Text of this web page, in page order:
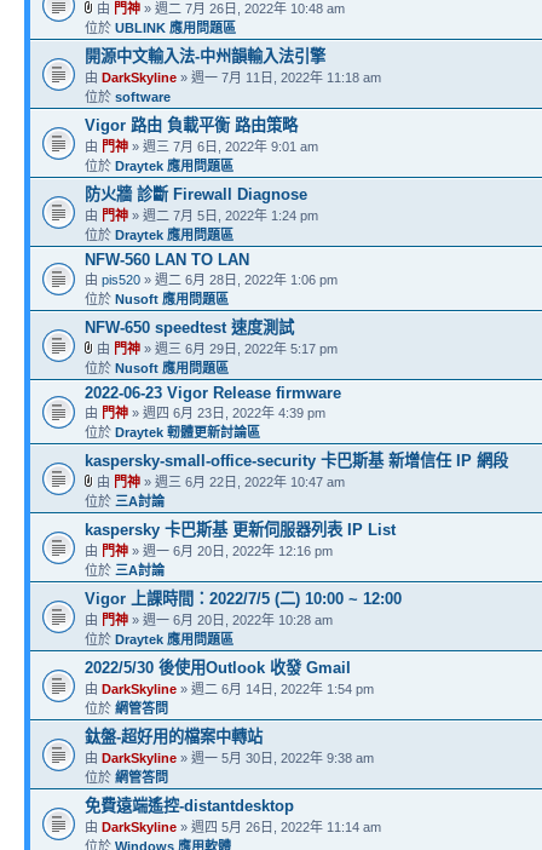
由 門神 » 週二 7月 26日, 2022年 10:48 am
位於 UBLINK 應用問題區
開源中文輸入法-中州韻輸入法引擎
由 DarkSkyline » 週一 7月 11日, 2022年 11:18 am
位於 software
Vigor 路由 負載平衡 路由策略
由 門神 » 週三 7月 6日, 2022年 9:01 am
位於 Draytek 應用問題區
防火牆 診斷 Firewall Diagnose
由 門神 » 週二 7月 5日, 2022年 1:24 pm
位於 Draytek 應用問題區
NFW-560 LAN TO LAN
由 pis520 » 週二 6月 28日, 2022年 1:06 pm
位於 Nusoft 應用問題區
NFW-650 speedtest 速度測試
由 門神 » 週三 6月 29日, 2022年 5:17 pm
位於 Nusoft 應用問題區
2022-06-23 Vigor Release firmware
由 門神 » 週四 6月 23日, 2022年 4:39 pm
位於 Draytek 軔體更新討論區
kaspersky-small-office-security 卡巴斯基 新增信任 IP 網段
由 門神 » 週三 6月 22日, 2022年 10:47 am
位於 三A討論
kaspersky 卡巴斯基 更新伺服器列表 IP List
由 門神 » 週一 6月 20日, 2022年 12:16 pm
位於 三A討論
Vigor 上課時間：2022/7/5 (二) 10:00 ~ 12:00
由 門神 » 週一 6月 20日, 2022年 10:28 am
位於 Draytek 應用問題區
2022/5/30 後使用Outlook 收發 Gmail
由 DarkSkyline » 週二 6月 14日, 2022年 1:54 pm
位於 網管答問
鈦盤-超好用的檔案中轉站
由 DarkSkyline » 週一 5月 30日, 2022年 9:38 am
位於 網管答問
免費遠端遙控-distantdesktop
由 DarkSkyline » 週四 5月 26日, 2022年 11:14 am
位於 Windows 應用軟體